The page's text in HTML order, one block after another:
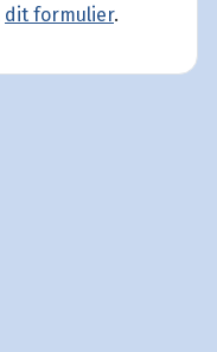
dit formulier.